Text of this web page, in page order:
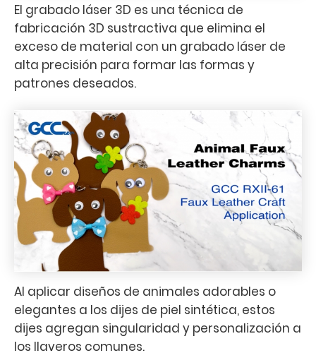
El grabado láser 3D es una técnica de
fabricación 3D sustractiva que elimina el
exceso de material con un grabado láser de
alta precisión para formar las formas y
patrones deseados.
Al aplicar diseños de animales adorables o
elegantes a los dijes de piel sintética, estos
dijes agregan singularidad y personalización a
los llaveros comunes.